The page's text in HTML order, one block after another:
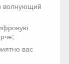
волнующий
вас